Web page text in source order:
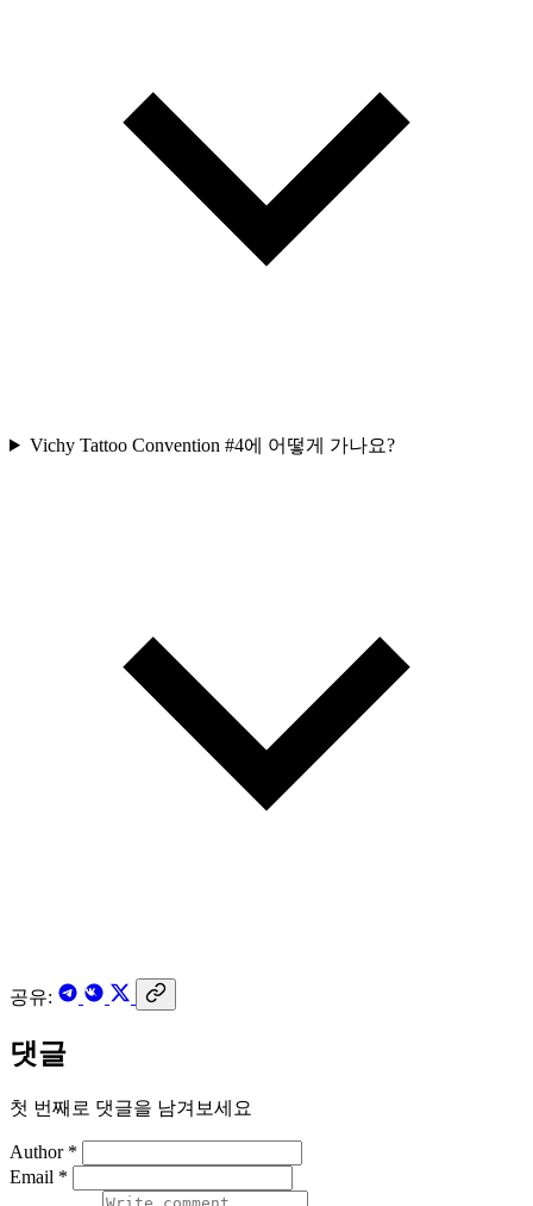
Vichy Tattoo Convention #4에 어떻게 가나요?
공유:
댓글
첫 번째로 댓글을 남겨보세요
Author *
Email *